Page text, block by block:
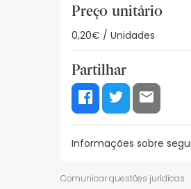
Preço unitário
0,20€ / Unidades
Partilhar
Informações sobre
Recursos de segurança
Comunicar questões jurídicas